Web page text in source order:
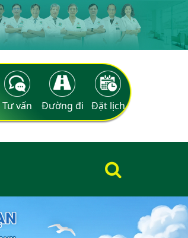
Tư vấn Đường đi Đặt lịch